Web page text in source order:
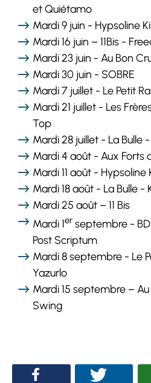
et Quiétamo
Mardi 9 juin - Hypsoline
Mardi 16 juin – 11Bis -
Mardi 23 juin - Au Bon
Mardi 30 juin - SOBRE
Mardi 7 juillet - Le Petit
Mardi 21 juillet - Les
Top
Mardi 28 juillet - La Bulle
Mardi 4 août - Aux Forts
Mardi 11 août - Hypsoline
Mardi 18 août - La Bulle -
Mardi 25 août – 11 Bis
Mardi 1er septembre -
Post Scriptum
Mardi 8 septembre - Le
Yazurlo
Mardi 15 septembre –
Swing